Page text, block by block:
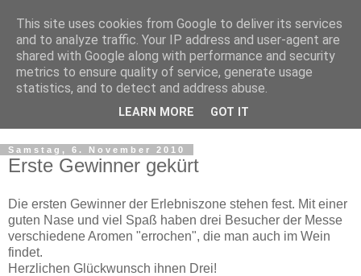
WeinMesse Rheinland-
Pfalz in Bochum
Die WeinGenuss- und Einkaufsmesse
Samstag, 6. November 2010
Erste Gewinner gekürt
Die ersten Gewinner der Erlebniszone stehen fest. Mit einer
guten Nase und viel Spaß haben drei Besucher der Messe
verschiedene Aromen "errochen", die man auch im Wein
findet.
Herzlichen Glückwunsch ihnen Drei!
This site uses cookies from Google to deliver its services
and to analyze traffic. Your IP address and user-agent are
shared with Google along with performance and security
metrics to ensure quality of service, generate usage
statistics, and to detect and address abuse.
LEARN MORE GOT IT